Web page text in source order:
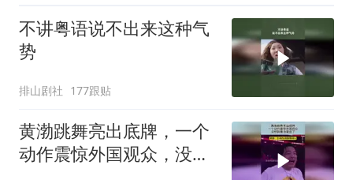
不讲粤语说不出来这种气
势
排山剧社 177跟贴
黄渤跳舞亮出底牌，一个
动作震惊外国观众，没想